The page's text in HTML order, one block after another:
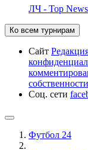
ЛЧ - Top News
Ко всем турнирам
Сайт
собственности
Соц. сети
Футбол 24